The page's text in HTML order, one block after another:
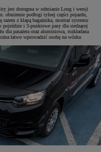
jest dostępna w odmianie Long i wersji
obniżenie podłogi tylnej części pojazdu,
razem z klapą bagażnika, montaż systemu
i 3-punktowe pasy dla siedzącej
dla pasażera oraz aluminiowa, rozkładana
łatwo wprowadzić osobę na wózku